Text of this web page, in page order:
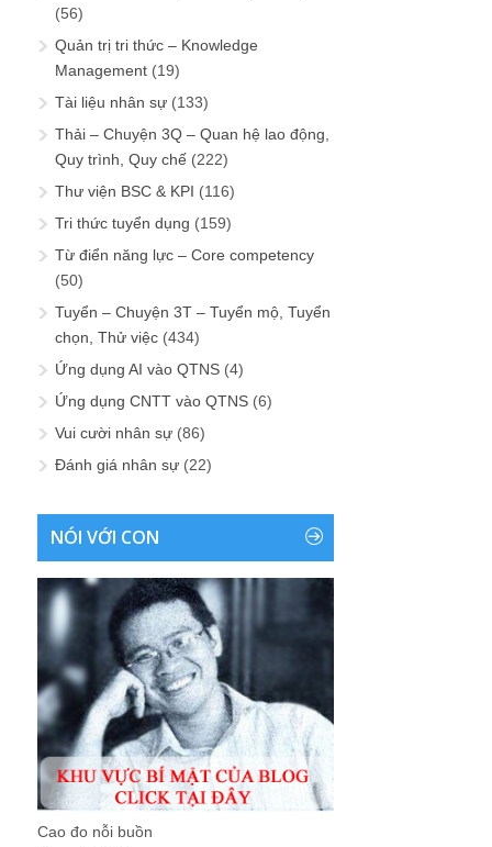
(56)
Quản trị tri thức – Knowledge
Management (19)
Tài liệu nhân sự (133)
Thải – Chuyện 3Q – Quan hệ lao động,
Quy trình, Quy chế (222)
Thư viện BSC & KPI (116)
Tri thức tuyển dụng (159)
Từ điển năng lực – Core competency
(50)
Tuyển – Chuyện 3T – Tuyển mộ, Tuyển
chọn, Thử việc (434)
Ứng dụng AI vào QTNS (4)
Ứng dụng CNTT vào QTNS (6)
Vui cười nhân sự (86)
Đánh giá nhân sự (22)
NÓI VỚI CON
Cao đo nỗi buồn